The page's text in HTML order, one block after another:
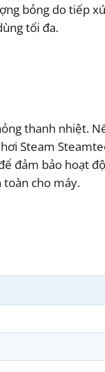
bỏng do tiếp
tối đa.
thanh nhiệt.
Steam
đảm bảo hoạt
toàn cho máy.